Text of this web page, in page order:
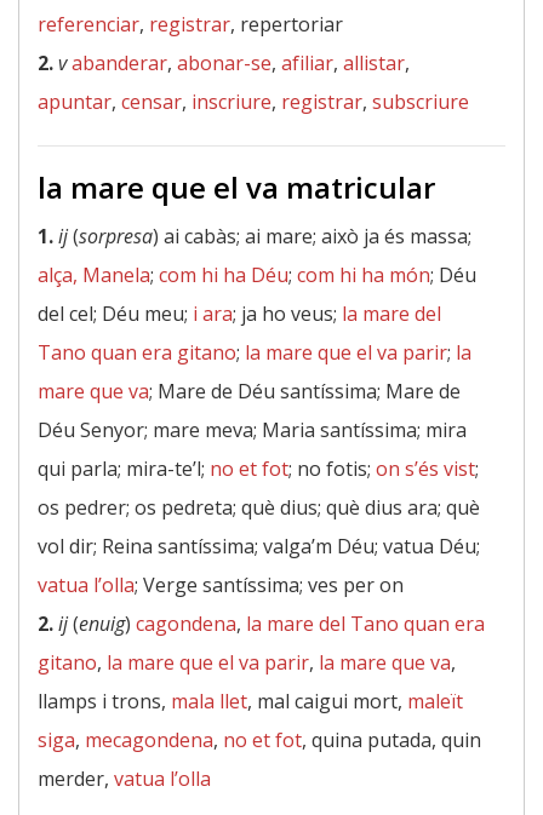
referenciar, registrar, repertoriar
2.vabanderar, abonar-se, afiliar, allistar,
apuntar, censar, inscriure, registrar, subscriure
la mare que el va matricular
1.ij(sorpresa) ai cabàs; ai mare; això ja és massa;
alça, Manela; com hi ha Déu; com hi ha món; Déu
del cel; Déu meu; i ara; ja ho veus; la mare del
Tano quan era gitano; la mare que el va parir; la
mare que va; Mare de Déu santíssima; Mare de
Déu Senyor; mare meva; Maria santíssima; mira
qui parla; mira-te’l; no et fot; no fotis; on s’és vist;
os pedrer; os pedreta; què dius; què dius ara; què
vol dir; Reina santíssima; valga’m Déu; vatua Déu;
vatua l’olla; Verge santíssima; ves per on
2.ij(enuig) cagondena, la mare del Tano quan era
gitano, la mare que el va parir, la mare que va,
llamps i trons, mala llet, mal caigui mort, maleït
siga, mecagondena, no et fot, quina putada, quin
merder, vatua l’olla